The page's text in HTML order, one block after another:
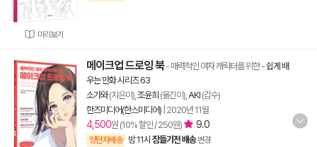
미리보기
메이크업 드로잉 북- 매력적인 여자 캐릭터를 위한-쉽게 배
우는 만화 시리즈 63
소가와(지은이), 조윤희 (옮긴이), AKI (감수)
한즈미디어(한스미디어) 2020년 11월
4,500원 (10% 할인 / 250원) 9.0
양탄자배송 밤 11시 잠들기전 배송 변경